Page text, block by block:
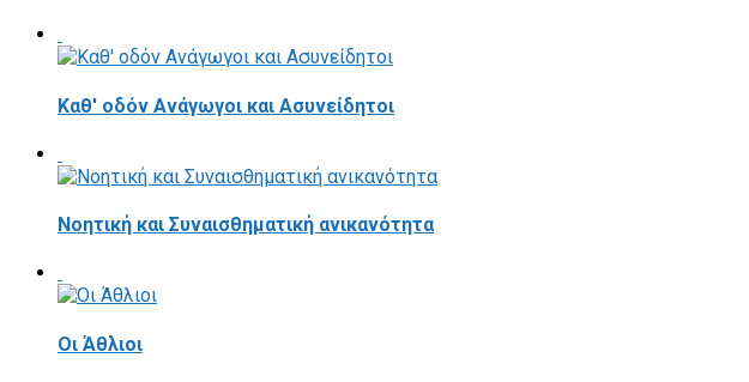
Καθ' οδόν Ανάγωγοι και Ασυνείδητοι
Νοητική και Συναισθηματική ανικανότητα
Οι Άθλιοι